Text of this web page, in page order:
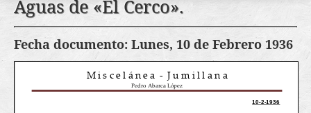
contenido
Aguas de «El Cerco».
Fecha documento: Lunes, 10 de Febrero 1936